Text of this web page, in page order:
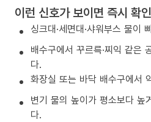
이런 신호가 보이면 즉시 확
싱크대·세면대·샤워부스 물이
배수구에서 꾸르륵·찌익 같은
다.
화장실 또는 바닥 배수구에서
변기 물의 높이가 평소보다 높
다.